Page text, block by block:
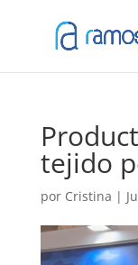
tejido
por Cristina |